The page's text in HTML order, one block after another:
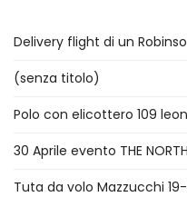
Delivery flight di un
(senza titolo)
Polo con elicottero 109
30 Aprile evento THE
Tuta da volo Mazzucchi